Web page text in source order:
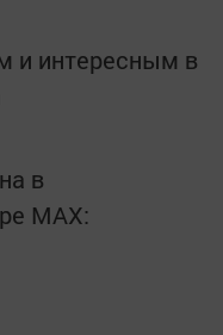
и интересным в
в
MАХ: